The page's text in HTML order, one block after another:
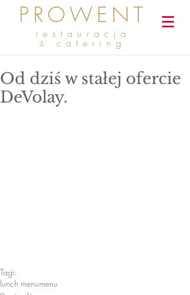
PROWENT
restauracja
& catering
Od dziś w stałej ofercie
DeVolay.
Tagi:
lunch menumenu